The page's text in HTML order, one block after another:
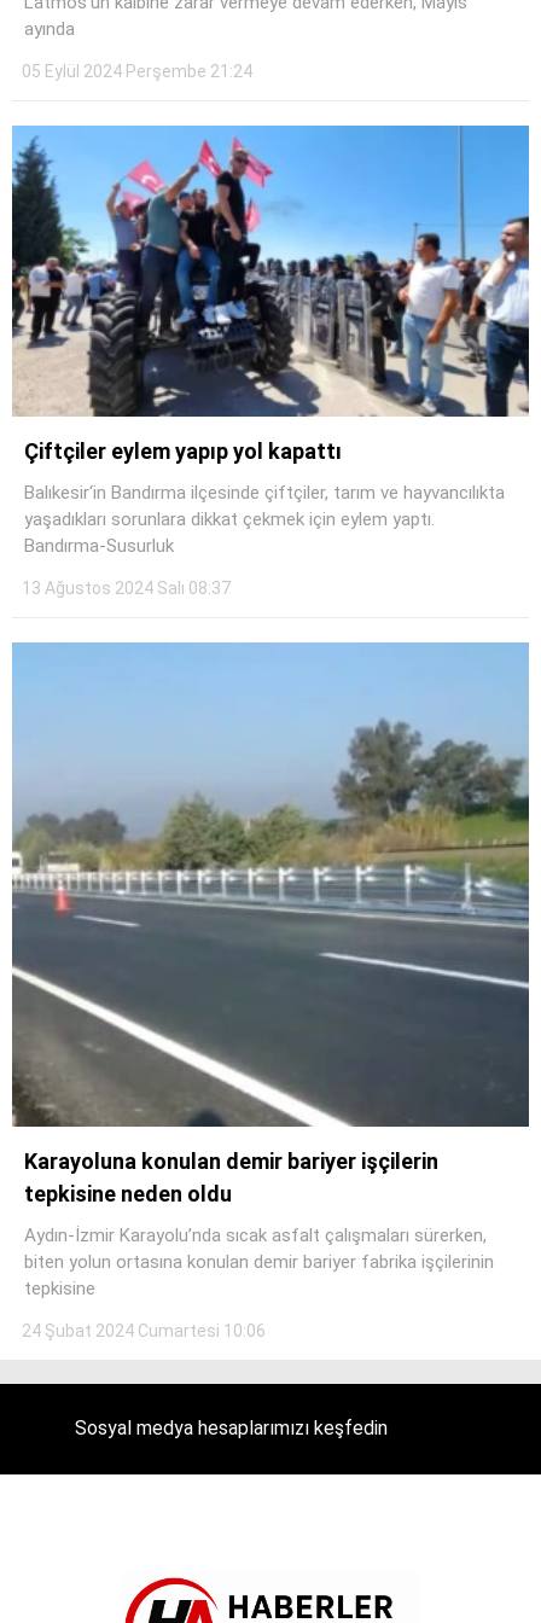
WhatsApp İhbar Hattı
ayında
05 Eylül 2024 Perşembe 21:24
Çiftçiler eylem yapıp yol kapattı
Balıkesir‘in Bandırma ilçesinde çiftçiler, tarım ve hayvancılıkta
yaşadıkları sorunlara dikkat çekmek için eylem yaptı.
Bandırma-Susurluk
13 Ağustos 2024 Salı 08:37
Karayoluna konulan demir bariyer işçilerin
tepkisine neden oldu
Aydın-İzmir Karayolu’nda sıcak asfalt çalışmaları sürerken,
biten yolun ortasına konulan demir bariyer fabrika işçilerinin
tepkisine
24 Şubat 2024 Cumartesi 10:06
Sosyal medya hesaplarımızı keşfedin